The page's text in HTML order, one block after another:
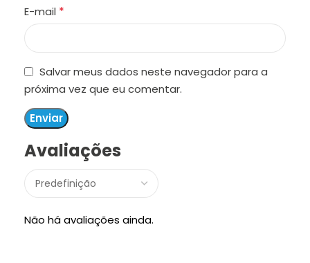
Avaliações
Não há avaliações ainda.
E-mail *
Salvar meus dados neste navegador para a
próxima vez que eu comentar.